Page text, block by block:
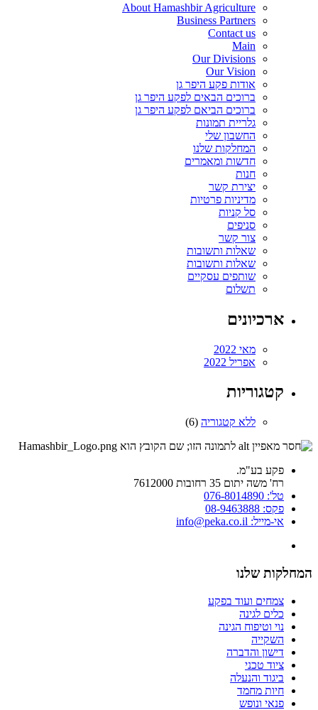
About Hamashbir Agriculture
Business Partners
Contact us
Main
Our Divisions
Our Vision
אודות פקע היפר גן
ברוכים הבאים לפקע היפר גן
ברוכים הביאם לפקע היפר גן
גלריית תמונות
החשבון שלי
המחלקות שלנו
חדשות ומאמרים
חנות
יצירת קשר
מדיניות פרטיות
סל קניות
סניפים
צור קשר
שאלות ותשובות
שאלות ותשובות
שותפים עסקיים
תשלום
ארכיונים
מאי 2022
אפריל 2022
קטגוריות
ללא קטגוריה (6)
פקע בע"מ.
רח' משה יתום 35 רחובות 7612000
טל': 076-8014890
פקס: 08-9463888
אי-מייל: info@peka.co.il
המחלקות שלנו
צמחים ועוד בפקע
כלים לגינה
נוי וטיפוח הגינה
השקייה
דישון והדברה
ציוד טכני
ביגוד והנעלה
חיות מחמד
פנאי ונופש